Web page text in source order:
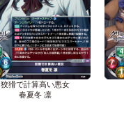
狡猾で計算高い悪女
春夏冬 凛